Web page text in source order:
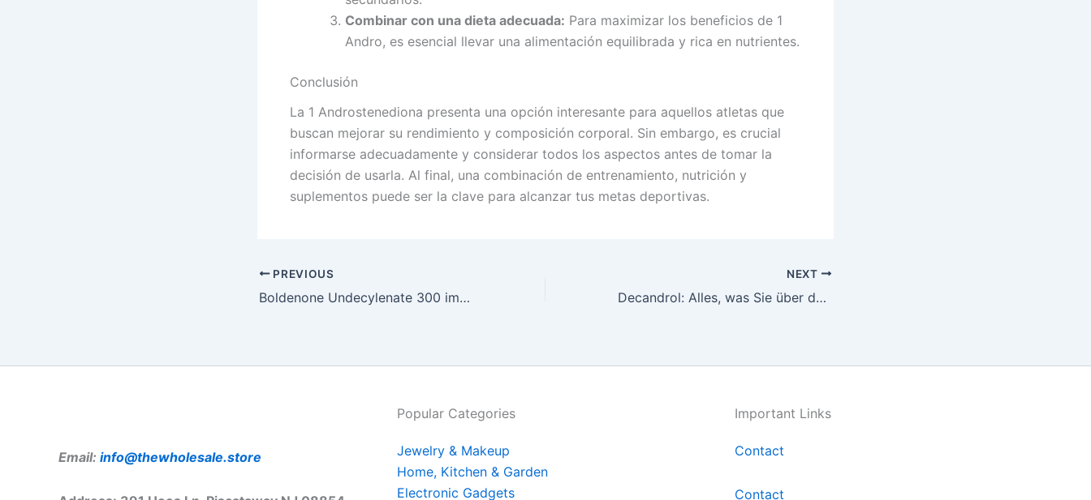
Combinar con una dieta adecuada: Para maximizar los beneficios de 1
Andro, es esencial llevar una alimentación equilibrada y rica en nutrientes.
Conclusión
La 1 Androstenediona presenta una opción interesante para aquellos atletas que
buscan mejorar su rendimiento y composición corporal. Sin embargo, es crucial
informarse adecuadamente y considerar todos los aspectos antes de tomar la
decisión de usarla. Al final, una combinación de entrenamiento, nutrición y
suplementos puede ser la clave para alcanzar tus metas deportivas.
PREVIOUS
Boldenone Undecylenate 300 im Bodybuilding: Ein leistungssteigerndes Potenzial
NEXT
Decandrol: Alles, was Sie über den Nandrolon-Kurs wissen müssen
Email: info@thewholesale.store
Popular Categories
Jewelry & Makeup
Home, Kitchen & Garden
Electronic Gadgets
Important Links
Contact
Contact